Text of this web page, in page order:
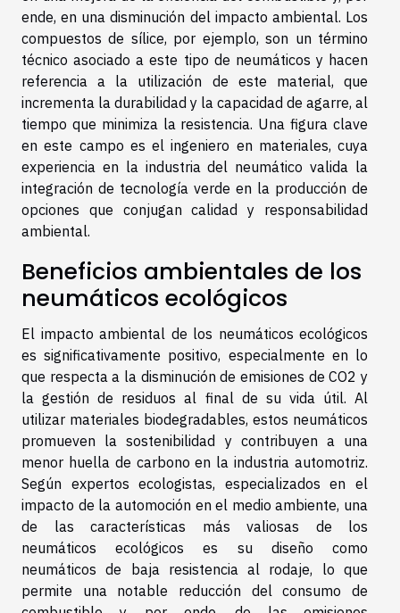
ende, en una disminución del impacto ambiental. Los
compuestos de sílice, por ejemplo, son un término
técnico asociado a este tipo de neumáticos y hacen
referencia a la utilización de este material, que
incrementa la durabilidad y la capacidad de agarre, al
tiempo que minimiza la resistencia. Una figura clave
en este campo es el ingeniero en materiales, cuya
experiencia en la industria del neumático valida la
integración de tecnología verde en la producción de
opciones que conjugan calidad y responsabilidad
ambiental.
Beneficios ambientales de los
neumáticos ecológicos
El impacto ambiental de los neumáticos ecológicos
es significativamente positivo, especialmente en lo
que respecta a la disminución de emisiones de CO2 y
la gestión de residuos al final de su vida útil. Al
utilizar materiales biodegradables, estos neumáticos
promueven la sostenibilidad y contribuyen a una
menor huella de carbono en la industria automotriz.
Según expertos ecologistas, especializados en el
impacto de la automoción en el medio ambiente, una
de las características más valiosas de los
neumáticos ecológicos es su diseño como
neumáticos de baja resistencia al rodaje, lo que
permite una notable reducción del consumo de